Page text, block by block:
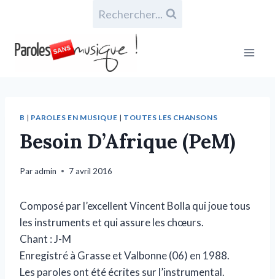
Rechercher...
B | PAROLES EN MUSIQUE | TOUTES LES CHANSONS
Besoin D’Afrique (PeM)
Paradmin 7 avril 2016
Composé par l’excellent Vincent Bolla qui joue tous
les instruments et qui assure les chœurs.
Chant : J-M
Enregistré à Grasse et Valbonne (06) en 1988.
Les paroles ont été écrites sur l’instrumental.